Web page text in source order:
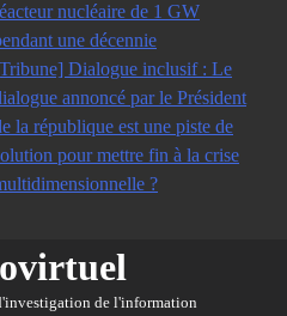
nucléaire de 1 GW
une décennie
Dialogue inclusif : Le
annoncé par le Président
la république est une piste de
pour mettre fin à la crise
?
de l'information